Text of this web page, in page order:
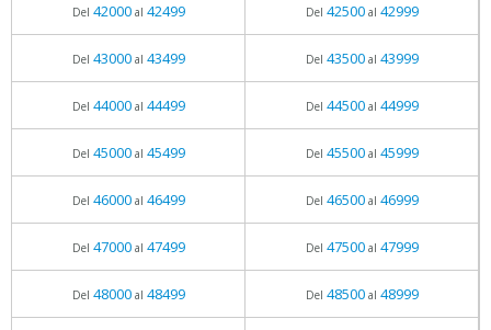
Del 42000al 42499 Del 42500al 42999
Del 43000al 43499 Del 43500al 43999
Del 44000al 44499 Del 44500al 44999
Del 45000al 45499 Del 45500al 45999
Del 46000al 46499 Del 46500al 46999
Del 47000al 47499 Del 47500al 47999
Del 48000al 48499 Del 48500al 48999